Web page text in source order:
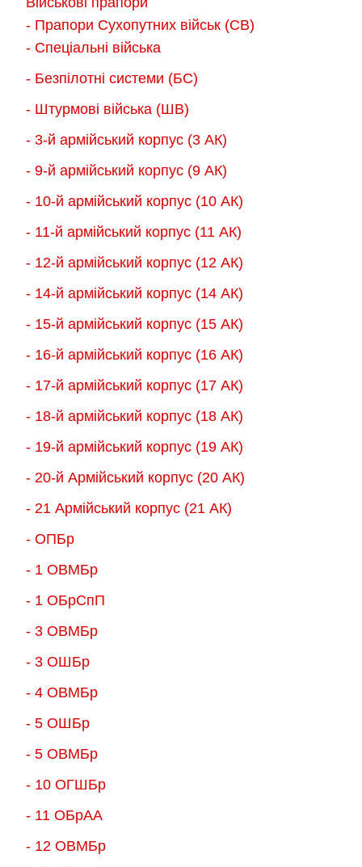
можна
вибрати
сторінці
товару
- Прапори Сухопутних військ (СВ)
- Спеціальні війська
- Безпілотні системи (БС)
- Штурмові війська (ШВ)
- 3-й армійський корпус (3 АК)
- 9-й армійський корпус (9 АК)
- 10-й армійський корпус (10 АК)
- 11-й армійський корпус (11 АК)
- 12-й армійський корпус (12 АК)
- 14-й армійський корпус (14 АК)
- 15-й армійський корпус (15 АК)
- 16-й армійський корпус (16 АК)
- 17-й армійський корпус (17 АК)
- 18-й армійський корпус (18 AК)
- 19-й армійський корпус (19 АК)
- 20-й Армійський корпус (20 АК)
- 21 Армійський корпус (21 АК)
- ОПБр
- 1 ОВМБр
- 1 ОБрСпП
- 3 ОВМБр
- 3 ОШБр
- 4 ОВМБр
- 5 ОШБр
- 5 ОВМБр
- 10 ОГШБр
- 11 ОБрАА
- 12 ОВМБр